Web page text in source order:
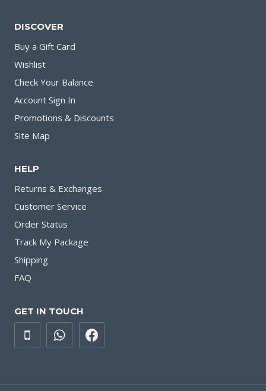
DISCOVER
Buy a Gift Card
Wishlist
Check Your Balance
Account Sign In
Promotions & Discounts
Site Map
HELP
Returns & Exchanges
Customer Service
Order Status
Track My Package
Shipping
FAQ
GET IN TOUCH